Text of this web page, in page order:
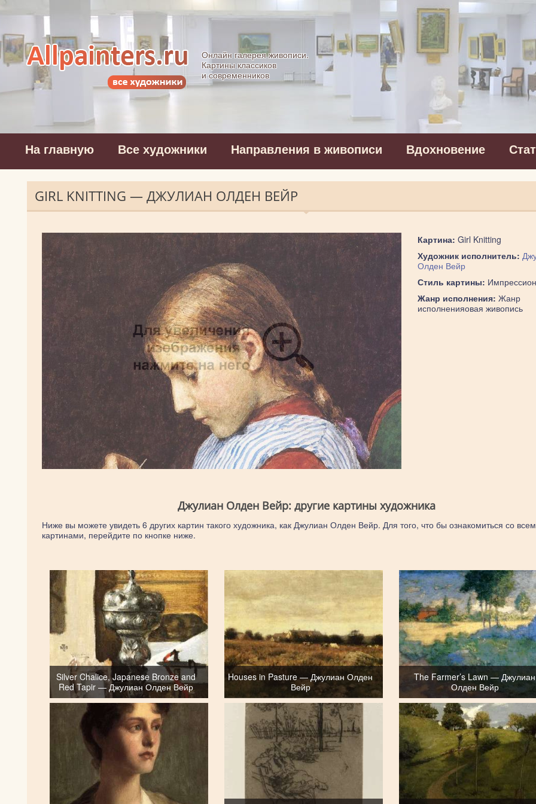
Allpainters.ru - картинная галерея
Онлайн галерея живописи.
Картины классиков
и современников
На главную Все художники Направления в живописи Вдохновение
GIRL KNITTING — ДЖУЛИАН ОЛДЕН ВЕЙР
Картина: Girl Knitting
Художник исполнитель:
Олден Вейр
Стиль картины:
Жанр исполнения: Жанр
исполненияовая живопись
Джулиан Олден Вейр: другие картины художника
Ниже вы можете увидеть 6 других картин такого художника, как Джулиан Олден Вейр. Для того, что бы ознакомиться со
картинами, перейдите по кнопке ниже.
Silver Chalice, Japanese Bronze and
Red Tapir — Джулиан Олден Вейр
Houses in Pasture — Джулиан Олден
Вейр
The Farmer’s Lawn — Джулиан
Олден Вейр